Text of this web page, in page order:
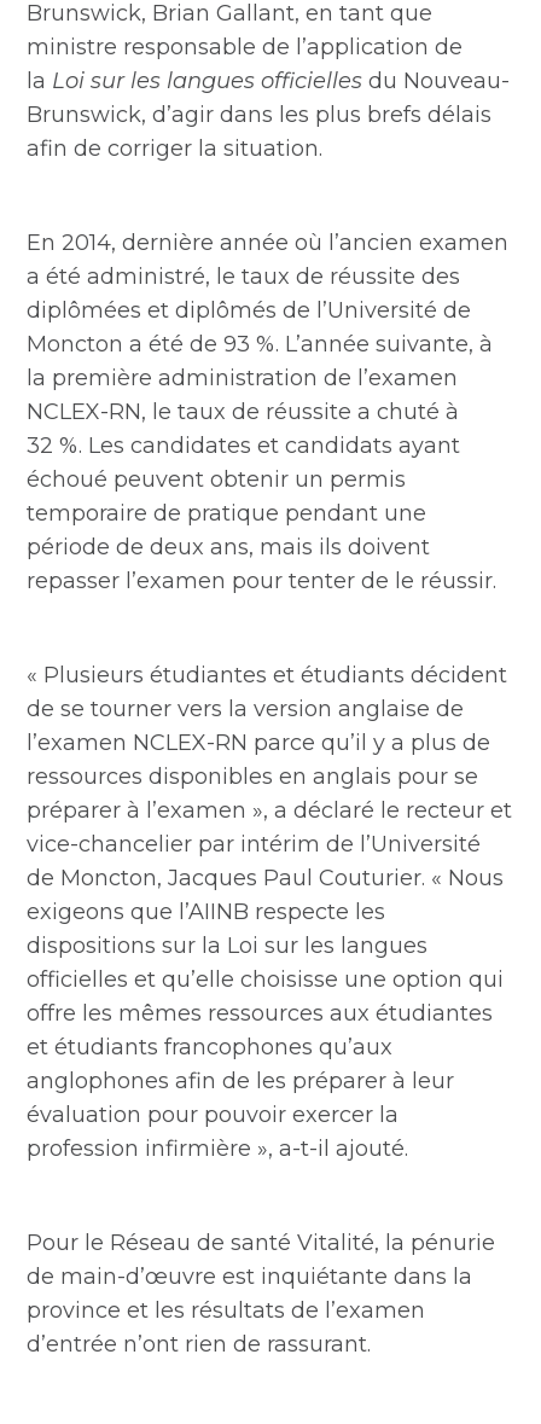
Brunswick, Brian Gallant, en tant que
ministre responsable de l’application de
la Loi sur les langues officiellesdu Nouveau-
Brunswick, d’agir dans les plus brefs délais
afin de corriger la situation.
En 2014, dernière année où l’ancien examen
a été administré, le taux de réussite des
diplômées et diplômés de l’Université de
Moncton a été de 93 %. L’année suivante, à
la première administration de l’examen
NCLEX-RN, le taux de réussite a chuté à
32 %. Les candidates et candidats ayant
échoué peuvent obtenir un permis
temporaire de pratique pendant une
période de deux ans, mais ils doivent
repasser l’examen pour tenter de le réussir.
« Plusieurs étudiantes et étudiants décident
de se tourner vers la version anglaise de
l’examen NCLEX-RN parce qu’il y a plus de
ressources disponibles en anglais pour se
préparer à l’examen », a déclaré le recteur et
vice-chancelier par intérim de l’Université
de Moncton, Jacques Paul Couturier. « Nous
exigeons que l’AIINB respecte les
dispositions sur la Loi sur les langues
officielles et qu’elle choisisse une option qui
offre les mêmes ressources aux étudiantes
et étudiants francophones qu’aux
anglophones afin de les préparer à leur
évaluation pour pouvoir exercer la
profession infirmière », a-t-il ajouté.
Pour le Réseau de santé Vitalité, la pénurie
de main-d’œuvre est inquiétante dans la
province et les résultats de l’examen
d’entrée n’ont rien de rassurant.